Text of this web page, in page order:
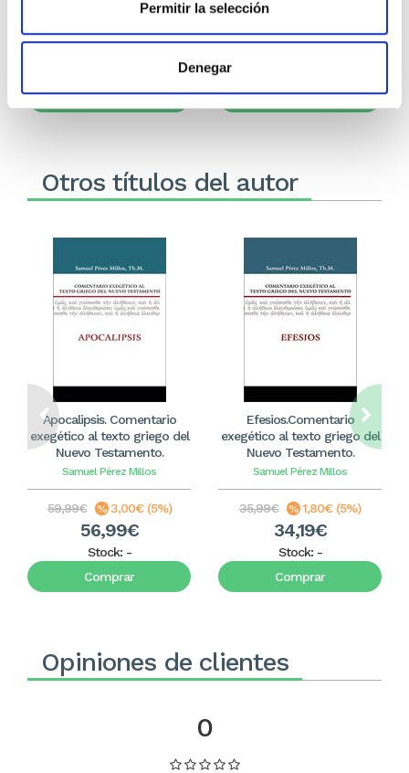
Permitir la selección
Denegar
18,04€
Comprar
56,99€
Comprar
Otros títulos del autor
Apocalipsis. Comentario
exegético al texto griego del
Nuevo Testamento.
Samuel Pérez Millos
59,99€ 3,00€ (5%)
56,99€
Stock: -
Comprar
Efesios.Comentario
exegético al texto griego del
Nuevo Testamento.
Samuel Pérez Millos
35,99€ 1,80€ (5%)
34,19€
Stock: -
Comprar
Opiniones de clientes
0